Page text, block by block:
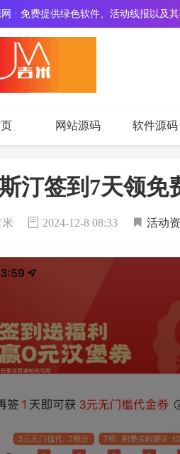
· 免费提供绿色软件、活动线报以及
网站源码 软件源码
汀签到7天领免
2024-12-8 08:33 活动